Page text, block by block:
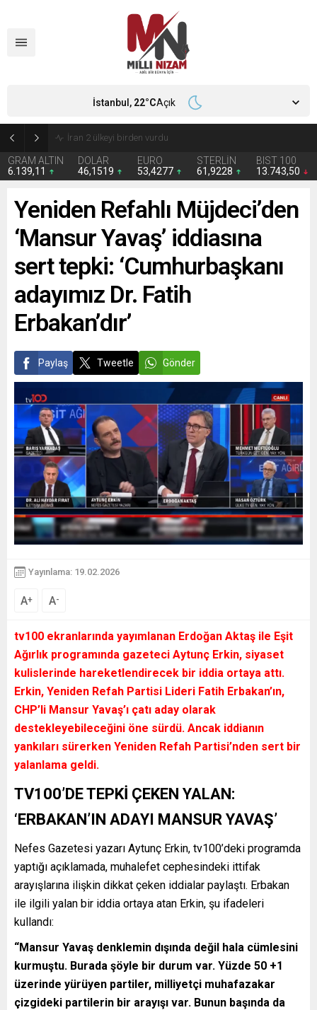
İran 2 ülkeyi birden vurdu
GRAM ALTIN
6.139,11
DOLAR
46,1519
EURO
53,4277
STERLİN
61,9228
BIST 100
13.743,50
İstanbul, 22°CAçık
Yeniden Refahlı Müjdeci’den
‘Mansur Yavaş’ iddiasına
sert tepki: ‘Cumhurbaşkanı
adayımız Dr. Fatih
Erbakan’dır’
Paylaş Tweetle Gönder
Yayınlama: 19.02.2026
A+ A-
tv100 ekranlarında yayımlanan Erdoğan Aktaş ile Eşit
Ağırlık programında gazeteci Aytunç Erkin, siyaset
kulislerinde hareketlendirecek bir iddia ortaya attı.
Erkin, Yeniden Refah Partisi Lideri Fatih Erbakan’ın,
CHP’li Mansur Yavaş’ı çatı aday olarak
destekleyebileceğini öne sürdü. Ancak iddianın
yankıları sürerken Yeniden Refah Partisi’nden sert bir
yalanlama geldi.
TV100’DE TEPKİ ÇEKEN YALAN:
‘ERBAKAN’IN ADAYI MANSUR YAVAŞ’
Nefes Gazetesi yazarı Aytunç Erkin, tv100’deki programda
yaptığı açıklamada, muhalefet cephesindeki ittifak
arayışlarına ilişkin dikkat çeken iddialar paylaştı. Erbakan
ile ilgili yalan bir iddia ortaya atan Erkin, şu ifadeleri
kullandı:
“Mansur Yavaş denklemin dışında değil hala cümlesini
kurmuştu. Burada şöyle bir durum var. Yüzde 50 +1
üzerinde yürüyen partiler, milliyetçi muhafazakar
çizgideki partilerin bir arayışı var. Bunun başında da